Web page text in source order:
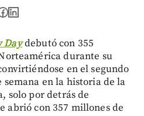
Daydebutó con 355
durante su
en el segundo
en la historia de la
solo por detrás de
abrió con 357 millones de